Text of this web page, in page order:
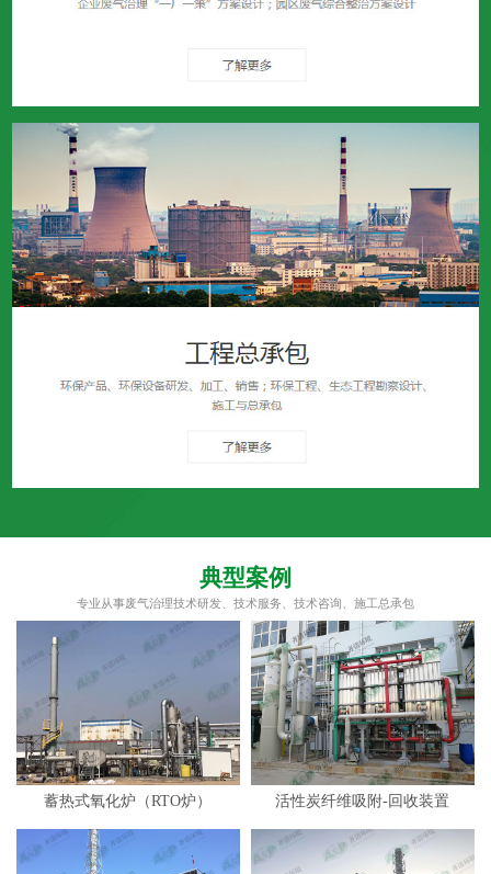
典型案例
专业从事废气治理技术研发、技术服务、技术咨询、施工总承包
蓄热式氧化炉（RTO炉） 活性炭纤维吸附-回收装置